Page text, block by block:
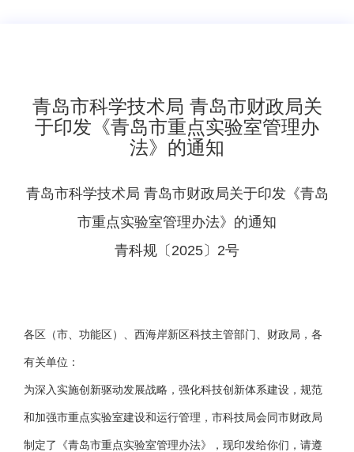
​青岛市科学技术局 青岛市财政局关
于印发《青岛市重点实验室管理办
法》的通知
青岛市科学技术局 青岛市财政局关于印发《青岛
市重点实验室管理办法》的通知
青科规〔2025〕2号
各区（市、功能区）、西海岸新区科技主管部门、财政局，各
有关单位：
为深入实施创新驱动发展战略，强化科技创新体系建设，规范
和加强市重点实验室建设和运行管理，市科技局会同市财政局
制定了《青岛市重点实验室管理办法》，现印发给你们，请遵